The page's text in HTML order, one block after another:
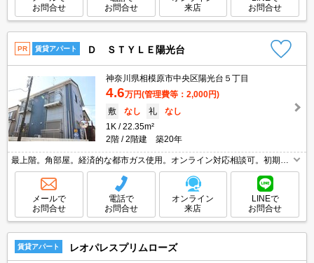
お問合せ
お問合せ
来店
お問合せ
PR 賃貸アパート Ｄ ＳＴＹＬＥ陽光台
神奈川県相模原市中央区陽光台５丁目
4.6万円(管理費等：2,000円)
敷
なし 礼
なし
1K
22.35m²
2階
2階建 築20年
最上階。角部屋。経済的な都市ガス使用。オンライン対応相談可。初期費
用カード払い可。仲介手数料家賃の0.55ヵ月分(税込)。エイブル女子割で
仲介手数料家賃の0.55ヶ月分より10％ＯＦＦ。
メールで
お問合せ
電話で
お問合せ
オンライン
来店
LINEで
お問合せ
賃貸アパート レオパレスプリムローズ